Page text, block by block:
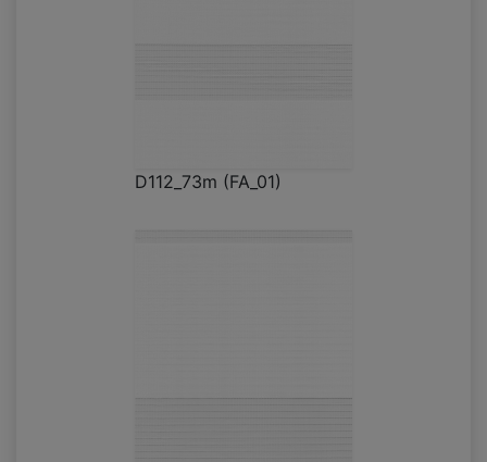
D112_73m (FA_01)